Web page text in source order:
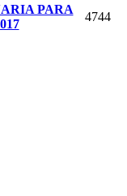
PARA
4744